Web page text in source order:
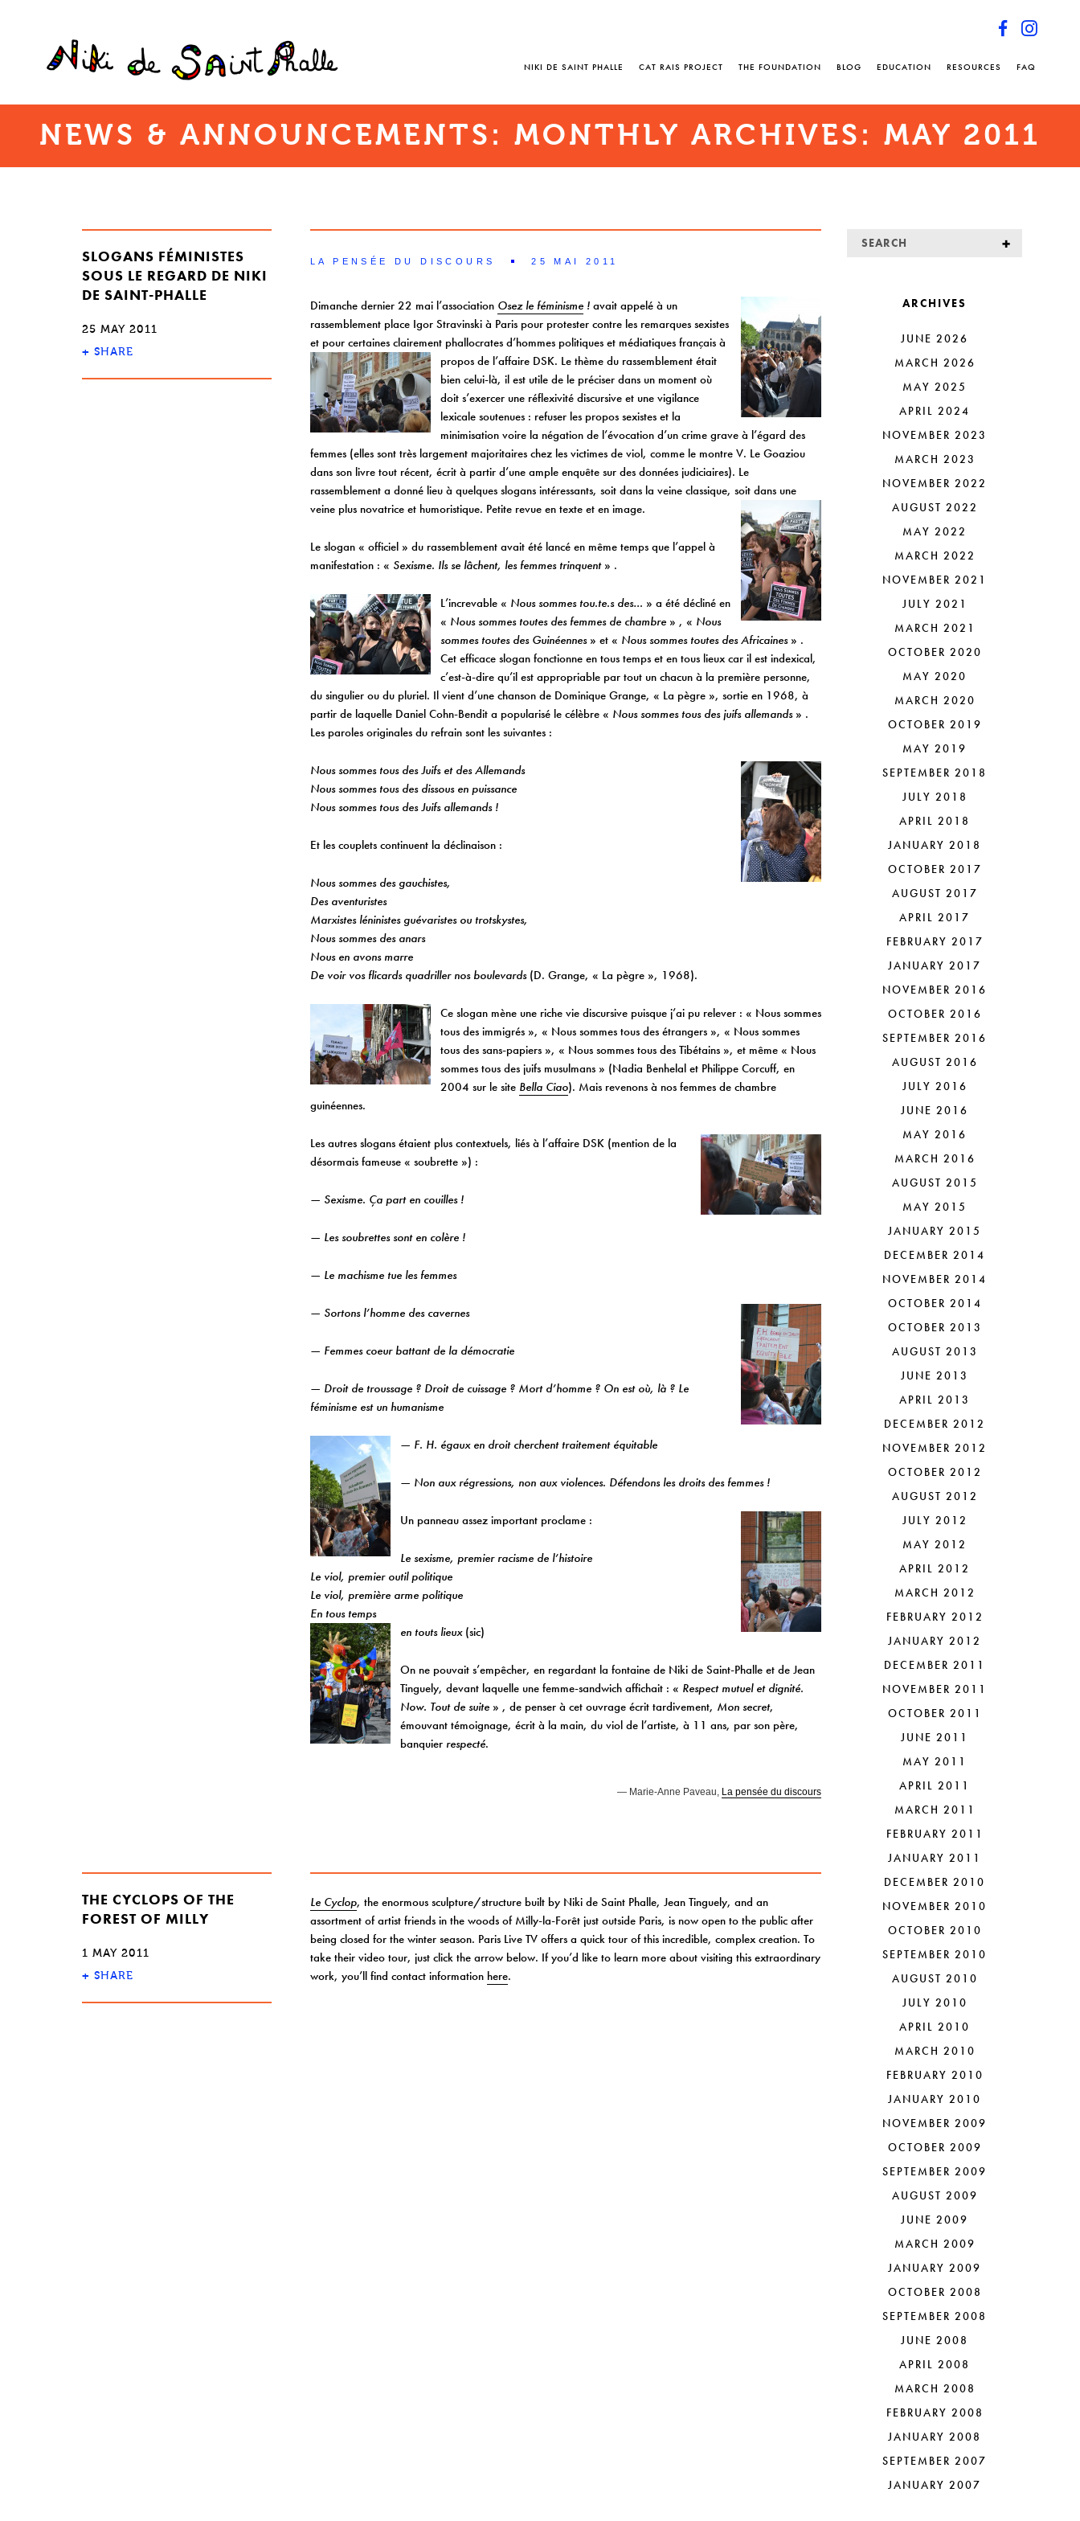
NIKI DE SAINT PHALLE CAT RAIS PROJECT THE FOUNDATION BLOG EDUCATION RESOURCES FAQ
NEWS & ANNOUNCEMENTS: MONTHLY ARCHIVES: MAY 2011
SLOGANS FÉMINISTES
SOUS LE REGARD DE NIKI
DE SAINT-PHALLE
25 MAY 2011
+ SHARE
LA PENSÉE DU DISCOURS 25 MAI 2011
Dimanche dernier 22 mai l’association Osez le féminisme ! avait appelé à un
rassemblement place Igor Stravinski à Paris pour protester contre les remarques sexistes
et pour certaines clairement phallocrates d’hommes politiques et médiatiques français à
propos de l’affaire DSK. Le thème du rassemblement était
bien celui-là, il est utile de le préciser dans un moment où
doit s’exercer une réflexivité discursive et une vigilance
lexicale soutenues : refuser les propos sexistes et la
minimisation voire la négation de l’évocation d’un crime grave à l’égard des
femmes (elles sont très largement majoritaires chez les victimes de viol, comme le montre V. Le Goaziou
dans son livre tout récent, écrit à partir d’une ample enquête sur des données judiciaires). Le
rassemblement a donné lieu à quelques slogans intéressants, soit dans la veine classique, soit dans une
veine plus novatrice et humoristique. Petite revue en texte et en image.
Le slogan « officiel » du rassemblement avait été lancé en même temps que l’appel à
manifestation : « Sexisme. Ils se lâchent, les femmes trinquent» .
L’increvable « Nous sommes tou.te.s des… » a été décliné en
« Nous sommes toutes des femmes de chambre » , « Nous
sommes toutes des Guinéennes» et « Nous sommes toutes des Africaines» .
Cet efficace slogan fonctionne en tous temps et en tous lieux car il est indexical,
c’est-à-dire qu’il est appropriable par tout un chacun à la première personne,
du singulier ou du pluriel. Il vient d’une chanson de Dominique Grange, « La pègre », sortie en 1968, à
partir de laquelle Daniel Cohn-Bendit a popularisé le célèbre « Nous sommes tous des juifs allemands» .
Les paroles originales du refrain sont les suivantes :
Nous sommes tous des Juifs et des Allemands
Nous sommes tous des dissous en puissance
Nous sommes tous des Juifs allemands !
Et les couplets continuent la déclinaison :
Nous sommes des gauchistes,
Des aventuristes
Marxistes léninistes guévaristes ou trotskystes,
Nous sommes des anars
Nous en avons marre
De voir vos flicards quadriller nos boulevards(D. Grange, « La pègre », 1968).
Ce slogan mène une riche vie discursive puisque j’ai pu relever : « Nous sommes
tous des immigrés », « Nous sommes tous des étrangers », « Nous sommes
tous des sans-papiers », « Nous sommes tous des Tibétains », et même « Nous
sommes tous des juifs musulmans » (Nadia Benhelal et Philippe Corcuff, en
2004 sur le site Bella Ciao). Mais revenons à nos femmes de chambre
guinéennes.
Les autres slogans étaient plus contextuels, liés à l’affaire DSK (mention de la
désormais fameuse « soubrette ») :
— Sexisme. Ça part en couilles !
— Les soubrettes sont en colère !
— Le machisme tue les femmes
— Sortons l’homme des cavernes
— Femmes coeur battant de la démocratie
— Droit de troussage ? Droit de cuissage ? Mort d’homme ? On est où, là ? Le
féminisme est un humanisme
— F. H. égaux en droit cherchent traitement équitable
— Non aux régressions, non aux violences. Défendons les droits des femmes !
Un panneau assez important proclame :
Le sexisme, premier racisme de l’histoire
Le viol, premier outil politique
Le viol, première arme politique
En tous temps
en touts lieux(sic)
On ne pouvait s’empêcher, en regardant la fontaine de Niki de Saint-Phalle et de Jean
Tinguely, devant laquelle une femme-sandwich affichait : « Respect mutuel et dignité.
Now. Tout de suite » , de penser à cet ouvrage écrit tardivement, Mon secret,
émouvant témoignage, écrit à la main, du viol de l’artiste, à 11 ans, par son père,
banquier respecté.
— Marie-Anne Paveau, La pensée du discours
THE CYCLOPS OF THE
FOREST OF MILLY
1 MAY 2011
+ SHARE
Le Cyclop, the enormous sculpture/structure built by Niki de Saint Phalle, Jean Tinguely, and an
assortment of artist friends in the woods of Milly-la-Forêt just outside Paris, is now open to the public after
being closed for the winter season. Paris Live TV offers a quick tour of this incredible, complex creation. To
take their video tour, just click the arrow below. If you’d like to learn more about visiting this extraordinary
work, you’ll find contact information here.
ARCHIVES
JUNE 2026
MARCH 2026
MAY 2025
APRIL 2024
NOVEMBER 2023
MARCH 2023
NOVEMBER 2022
AUGUST 2022
MAY 2022
MARCH 2022
NOVEMBER 2021
JULY 2021
MARCH 2021
OCTOBER 2020
MAY 2020
MARCH 2020
OCTOBER 2019
MAY 2019
SEPTEMBER 2018
JULY 2018
APRIL 2018
JANUARY 2018
OCTOBER 2017
AUGUST 2017
APRIL 2017
FEBRUARY 2017
JANUARY 2017
NOVEMBER 2016
OCTOBER 2016
SEPTEMBER 2016
AUGUST 2016
JULY 2016
JUNE 2016
MAY 2016
MARCH 2016
AUGUST 2015
MAY 2015
JANUARY 2015
DECEMBER 2014
NOVEMBER 2014
OCTOBER 2014
OCTOBER 2013
AUGUST 2013
JUNE 2013
APRIL 2013
DECEMBER 2012
NOVEMBER 2012
OCTOBER 2012
AUGUST 2012
JULY 2012
MAY 2012
APRIL 2012
MARCH 2012
FEBRUARY 2012
JANUARY 2012
DECEMBER 2011
NOVEMBER 2011
OCTOBER 2011
JUNE 2011
MAY 2011
APRIL 2011
MARCH 2011
FEBRUARY 2011
JANUARY 2011
DECEMBER 2010
NOVEMBER 2010
OCTOBER 2010
SEPTEMBER 2010
AUGUST 2010
JULY 2010
APRIL 2010
MARCH 2010
FEBRUARY 2010
JANUARY 2010
NOVEMBER 2009
OCTOBER 2009
SEPTEMBER 2009
AUGUST 2009
JUNE 2009
MARCH 2009
JANUARY 2009
OCTOBER 2008
SEPTEMBER 2008
JUNE 2008
APRIL 2008
MARCH 2008
FEBRUARY 2008
JANUARY 2008
SEPTEMBER 2007
JANUARY 2007